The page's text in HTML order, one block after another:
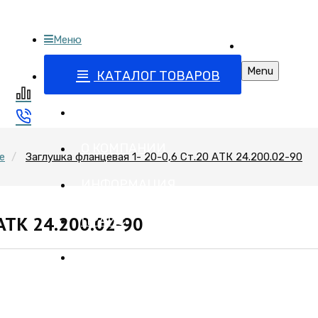
Меню
КАТАЛОГ ТОВАРОВ
ПРАЙС
Menu
Заглушка фланцевая 1- 20-0,6 Ст.20 АТК 24.200.02-90
24.200.02-90